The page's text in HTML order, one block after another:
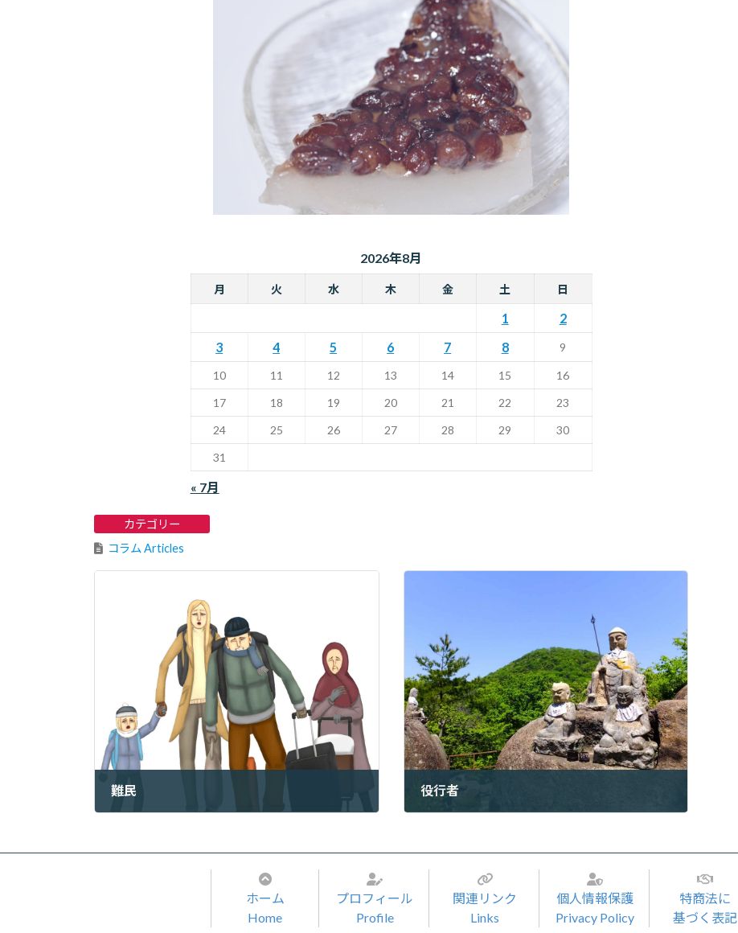
2026年8月
月 火 水 木 金 土 日
1
2
3
4 5 6 7 8 9
10 11 12 13 14 15
16
17
18 19 20 21 22
23
24
25 26 27 28 29
30
31
« 7月
カテゴリー
コラム Articles
難民 役行者
ホーム
Home
プロフィール
Profile
関連リンク
Links
個人情報保護
Privacy Policy
特商法に
基づく表記